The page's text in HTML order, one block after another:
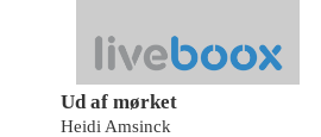
Ud af mørket
Heidi Amsinck